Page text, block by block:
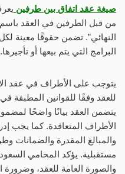
صيغة عقد اتفاق بين طرفين
من قبل الطرفين في العقد
النهائي”. تضمن حقوقًا معينة
البرامج التي يتم بيعها أو تأجيرها.
يتوجب على الأطراف في عقد
للعقد وفقًا للقوانين المطبقة
يتضمن العقد بيانًا واضحًا
الأطراف المتعاقدة. كما يجب
والمبالغ المقدرة والضمانات
مستقبلية. يؤكد المحامي
والصورة العامة للعقد،